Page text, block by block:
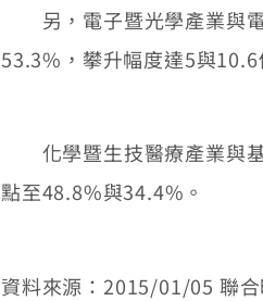
另，電子暨光學產業與電
53.3%，攀升幅度達5與10.6
化學暨生技醫療產業與基
點至48.8%與34.4%。
資料來源：2015/01/05 聯合